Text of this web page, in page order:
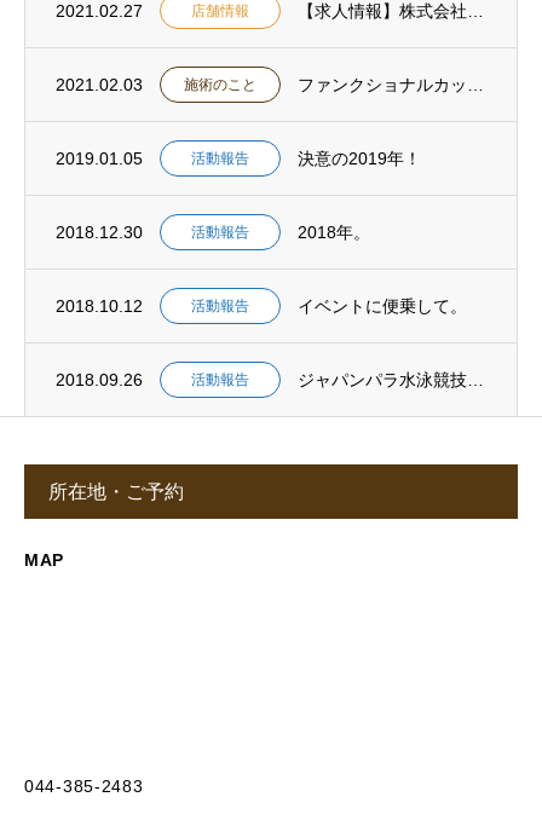
2021.02.27 店舗情報
2021.02.03 施術のこと
2019.01.05 活動報告 決意の2019年！
2018.12.30 活動報告 2018年。
2018.10.12 活動報告 イベントに便乗して。
2018.09.26 活動報告
所在地・ご予約
MAP
044-385-2483